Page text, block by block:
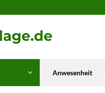
Anwesenheit